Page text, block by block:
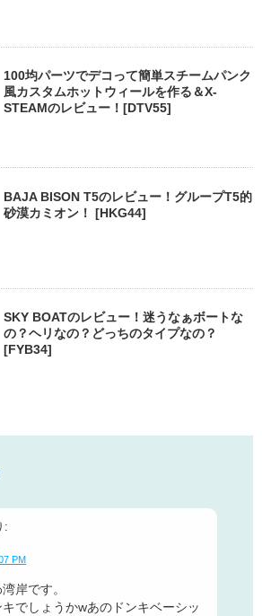
100均パーツでデコって簡単スチームパンク
風カスタムホットウィールを作る＆X-
STEAMのレビュー！[DTV55]
BAJA BISON T5のレビュー！グループT5的
砂漠カミオン！ [HKG44]
SKY BOATのレビュー！迷うなぁボートな
の？ヘリなの？どっちのタイプなの？
[FYB34]
:
PM
岸です。
でしょうかwあのドンキベーシッ